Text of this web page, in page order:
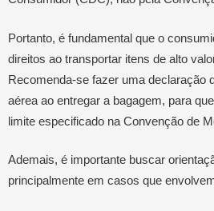
Portanto, é fundamental que o
direitos ao transportar itens de alto
Recomenda-se fazer uma declaração
aérea ao entregar a bagagem, para
limite especificado na Convenção de
Ademais, é importante buscar
principalmente em casos que